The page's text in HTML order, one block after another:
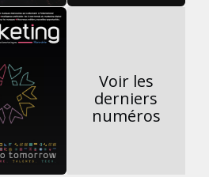
Voir les
derniers
numéros